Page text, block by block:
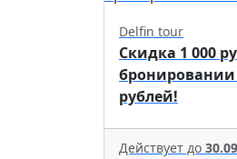
Delfin tour
Скидка 1 000
бронировании
рублей!
Действует до